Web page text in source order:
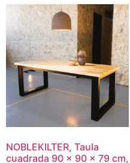
NOBLEKILTER, Taula
cuadrada 90 x 90 x 79 cm,